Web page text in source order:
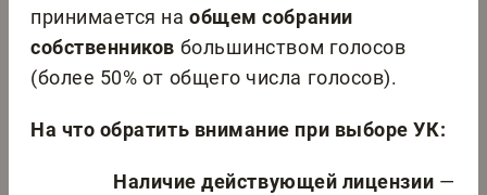
принимается наобщем собрании
собственников большинством голосов
(более 50% от общего числа голосов).
На что обратить внимание при выборе УК:
Наличие действующей лицензии —